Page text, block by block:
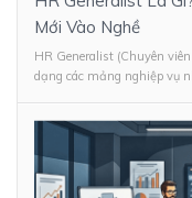
Mới Vào Nghề
HR Generalist (Chuyên
dạng các mảng nghiệp vụ